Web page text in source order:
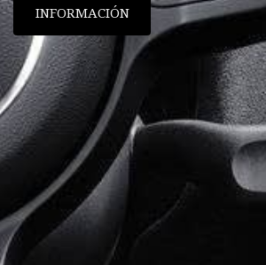
INFORMACIÓN